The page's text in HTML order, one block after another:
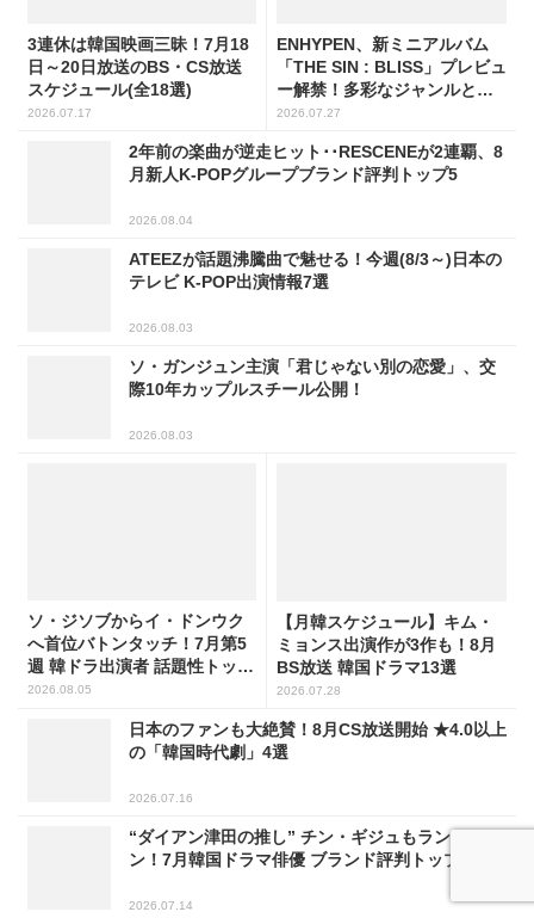
3連休は韓国映画三昧！7月18
日～20日放送のBS・CS放送
スケジュール(全18選)
2026.07.17
ENHYPEN、新ミニアルバム
「THE SIN : BLISS」プレビュ
ー解禁！多彩なジャンルとナ
レーションで世界観を構築
2026.07.27
2年前の楽曲が逆走ヒット･･RESCENEが2連覇、8
月新人K-POPグループブランド評判トップ5
2026.08.04
ATEEZが話題沸騰曲で魅せる！今週(8/3～)日本の
テレビ K-POP出演情報7選
2026.08.03
ソ・ガンジュン主演「君じゃない別の恋愛」、交
際10年カップルスチール公開！
2026.08.03
ソ・ジソブからイ・ドンウク
へ首位バトンタッチ！7月第5
週 韓ドラ出演者 話題性トップ
5
2026.08.05
【月韓スケジュール】キム・
ミョンス出演作が3作も！8月
BS放送 韓国ドラマ13選
2026.07.28
日本のファンも大絶賛！8月CS放送開始 ★4.0以上
の「韓国時代劇」4選
2026.07.16
“ダイアン津田の推し” チン・ギジュもランクイ
ン！7月韓国ドラマ俳優 ブランド評判トップ5
2026.07.14